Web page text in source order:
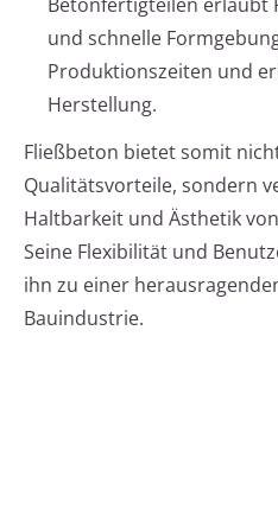
und schnelle
Produktionszeiten und
Herstellung.
Fließbeton bietet somit
Qualitätsvorteile, sondern
Haltbarkeit und Ästhetik
Seine Flexibilität und
ihn zu einer
Bauindustrie.